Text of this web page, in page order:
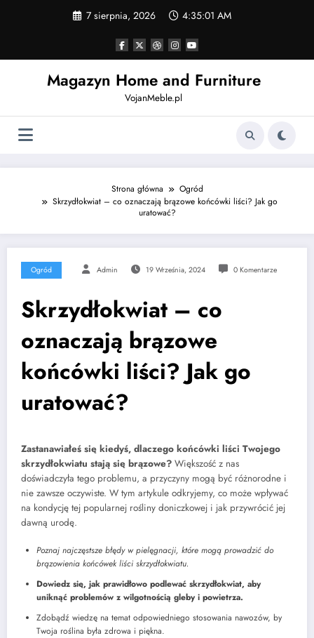
7 sierpnia, 2026 4:35:02 AM
Magazyn Home and Furniture
VojanMeble.pl
Strona główna
Ogród
Skrzydłokwiat – co oznaczają brązowe końcówki liści? Jak go
uratować?
Ogród Admin 19 Września, 2024 0 Komentarze
Skrzydłokwiat – co
oznaczają brązowe
końcówki liści? Jak go
uratować?
Zastanawiałeś się kiedyś, dlaczego końcówki liści Twojego
skrzydłokwiatu stają się brązowe? Większość z nas
doświadczyła tego problemu, a przyczyny mogą być różnorodne i
nie zawsze oczywiste. W tym artykule odkryjemy, co może wpływać
na kondycję tej popularnej rośliny doniczkowej i jak przywrócić jej
dawną urodę.
Poznaj najczęstsze błędy w pielęgnacji, które mogą prowadzić do
brązowienia końcówek liści skrzydłokwiatu.
Dowiedz się, jak prawidłowo podlewać skrzydłokwiat, aby
uniknąć problemów z wilgotnością gleby i powietrza.
Zdobądź wiedzę na temat odpowiedniego stosowania nawozów, by
Twoja roślina była zdrowa i piękna.